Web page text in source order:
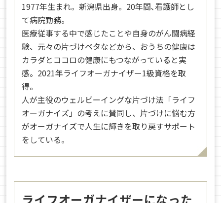
1977年生まれ。新潟県出身。20年間､看護師とし
て病院勤務。
医療従事する中で感じたことや自身のがん闘病経
験、元々の片づけベタなどから、おうちの健康は
カラダとココロの健康にもつながっていると実
感。2021年ライフオーガナイザー1級資格を取
得。
人が主役のウェルビーイングな片づけ法「ライフ
オーガナイズ」の考えに賛同し、片づけに悩む方
がオーガナイズで人生に輝きを取り戻すサポート
をしている。
ライフオーガナイザーになった